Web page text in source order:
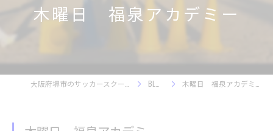
木曜日 福泉アカデミー
BLOG 木曜日 福泉アカデミー